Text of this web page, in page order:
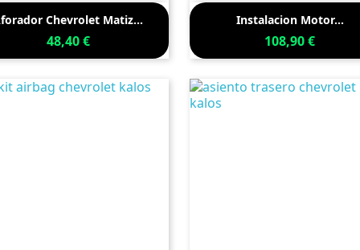
Chevrolet Matiz...
48,40 €
 Vista rápida Instalacion Motor...
108,90 €
 Vista rápida